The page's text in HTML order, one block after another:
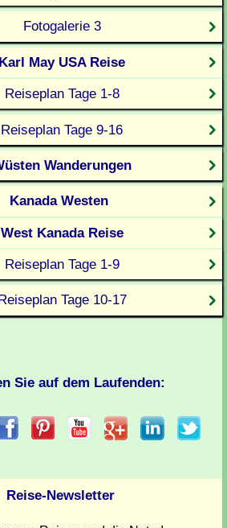
Fotogalerie 3
Karl May USA Reise
Reiseplan Tage 1-8
Reiseplan Tage 9-16
Wanderungen
Kanada Westen
West Kanada Reise
Reiseplan Tage 1-9
Tage 10-17
Sie auf dem Laufenden:
Reise-Newsletter